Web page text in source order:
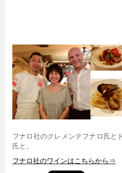
フナロ社のクレメンテフナロ氏と
氏と。
フナロ社のワインはこちらから⇒